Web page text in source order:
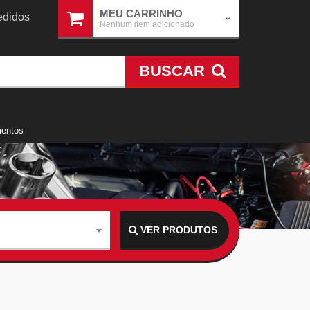
MEU CARRINHO
Nenhum item adicionado
BUSCAR
VER PRODUTOS